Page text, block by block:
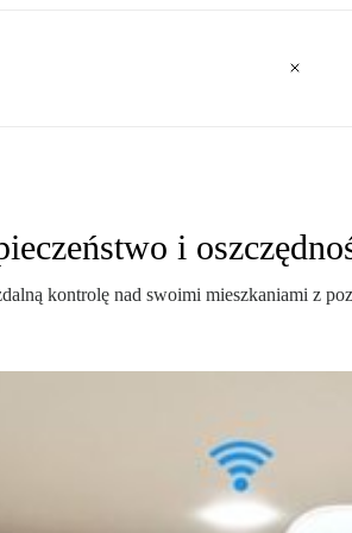
i
kontrolę nad swoimi mieszkaniami z